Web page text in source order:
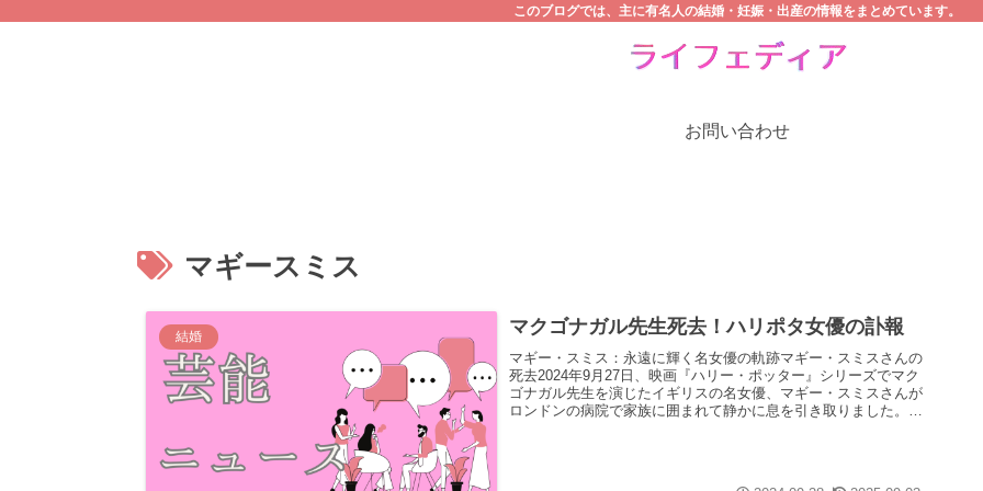
このブログでは、主に有名人の結婚・妊娠・出産の情報をまとめています。
お問い合わせ
マギースミス
結婚 マクゴナガル先生死去！ハリポタ女優の訃報
マギー・スミス：永遠に輝く名女優の軌跡マギー・スミスさんの
死去2024年9月27日、映画『ハリー・ポッター』シリーズでマク
ゴナガル先生を演じたイギリスの名女優、マギー・スミスさんが
ロンドンの病院で家族に囲まれて静かに息を引き取りました。彼